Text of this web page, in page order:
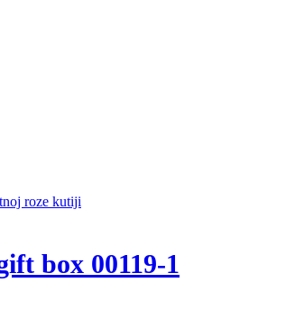
box 00119-1